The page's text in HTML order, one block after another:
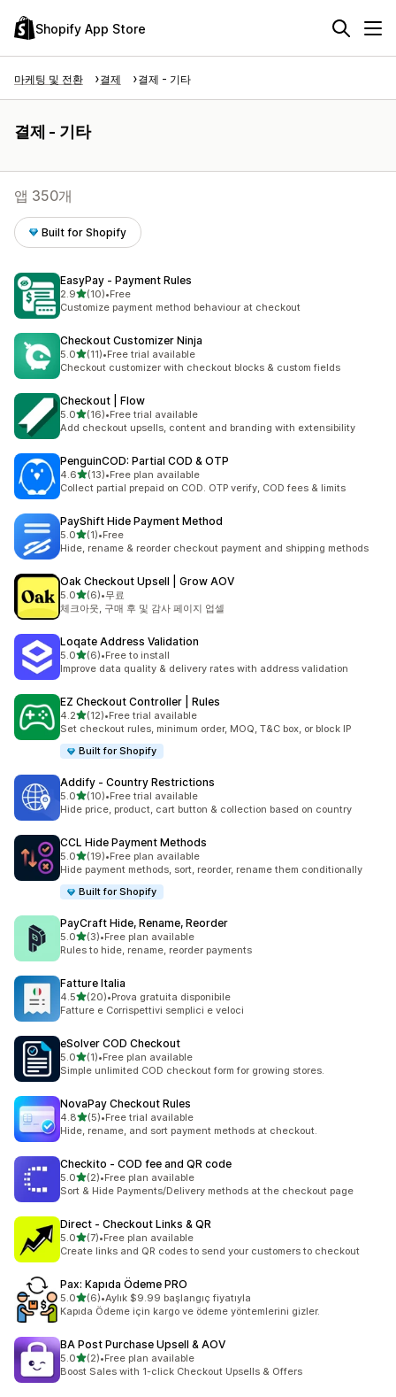
Shopify App Store
마케팅 및 전환 결제 결제 - 기타
결제 - 기타
앱 350개
Built for Shopify
EasyPay ‑ Payment Rules
2.9별 5개 중
(10)
총 리뷰 10개
•Free
Customize payment method behaviour at checkout
Checkout Customizer Ninja
5.0별 5개 중
(11)
총 리뷰 11개
•Free trial available
Checkout customizer with checkout blocks & custom fields
Checkout | Flow
5.0별 5개 중
(16)
총 리뷰 16개
•Free trial available
Add checkout upsells, content and branding with extensibility
PenguinCOD: Partial COD & OTP
4.6별 5개 중
(13)
총 리뷰 13개
•Free plan available
Collect partial prepaid on COD. OTP verify, COD fees & limits
PayShift Hide Payment Method
5.0별 5개 중
(1)
총 리뷰 1개
•Free
Hide, rename & reorder checkout payment and shipping methods
Oak Checkout Upsell | Grow AOV
5.0별 5개 중
(6)
총 리뷰 6개
•무료
체크아웃, 구매 후 및 감사 페이지 업셀
Loqate Address Validation
5.0별 5개 중
(6)
총 리뷰 6개
•Free to install
Improve data quality & delivery rates with address validation
EZ Checkout Controller | Rules
4.2별 5개 중
(12)
총 리뷰 12개
•Free trial available
Set checkout rules, minimum order, MOQ, T&C box, or block IP
Built for Shopify
Addify ‑ Country Restrictions
5.0별 5개 중
(10)
총 리뷰 10개
•Free trial available
Hide price, product, cart button & collection based on country
CCL Hide Payment Methods
5.0별 5개 중
(19)
총 리뷰 19개
•Free plan available
Hide payment methods, sort, reorder, rename them conditionally
Built for Shopify
PayCraft Hide, Rename, Reorder
5.0별 5개 중
(3)
총 리뷰 3개
•Free plan available
Rules to hide, rename, reorder payments
Fatture Italia
4.5별 5개 중
(20)
총 리뷰 20개
•Prova gratuita disponibile
Fatture e Corrispettivi semplici e veloci
eSolver COD Checkout
5.0별 5개 중
(1)
총 리뷰 1개
•Free plan available
Simple unlimited COD checkout form for growing stores.
NovaPay Checkout Rules
4.8별 5개 중
(5)
총 리뷰 5개
•Free trial available
Hide, rename, and sort payment methods at checkout.
Checkito ‑ COD fee and QR code
5.0별 5개 중
(2)
총 리뷰 2개
•Free plan available
Sort & Hide Payments/Delivery methods at the checkout page
Direct ‑ Checkout Links & QR
5.0별 5개 중
(7)
총 리뷰 7개
•Free plan available
Create links and QR codes to send your customers to checkout
Pax: Kapıda Ödeme PRO
5.0별 5개 중
(6)
총 리뷰 6개
•Aylık $9.99 başlangıç fiyatıyla
Kapıda Ödeme için kargo ve ödeme yöntemlerini gizler.
BA Post Purchase Upsell & AOV
5.0별 5개 중
(2)
총 리뷰 2개
•Free plan available
Boost Sales with 1-click Checkout Upsells & Offers